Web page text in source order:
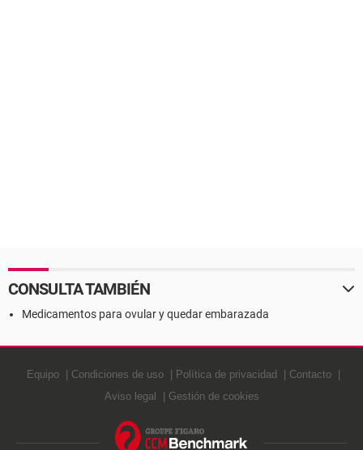
CONSULTA TAMBIÉN
Medicamentos para ovular y quedar embarazada
Equipo Condiciones de uso Política de privacidad
Contacto
Aviso legal
Gestión de cookies